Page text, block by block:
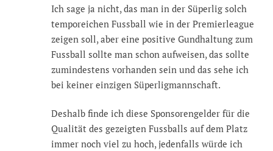
Ich sage ja nicht, das man in der Süperlig solch
temporeichen Fussball wie in der Premierleague
zeigen soll, aber eine positive Gundhaltung zum
Fussball sollte man schon aufweisen, das sollte
zumindestens vorhanden sein und das sehe ich
bei keiner einzigen Süperligmannschaft.
Deshalb finde ich diese Sponsorengelder für die
Qualität des gezeigten Fussballs auf dem Platz
immer noch viel zu hoch, jedenfalls würde ich